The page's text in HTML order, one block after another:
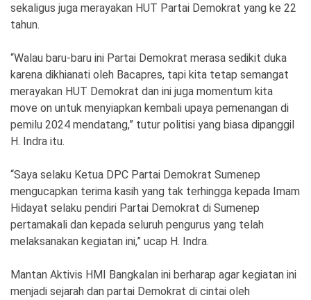
sekaligus juga merayakan HUT Partai Demokrat yang ke 22
tahun.
“Walau baru-baru ini Partai Demokrat merasa sedikit duka
karena dikhianati oleh Bacapres, tapi kita tetap semangat
merayakan HUT Demokrat dan ini juga momentum kita
move on untuk menyiapkan kembali upaya pemenangan di
pemilu 2024 mendatang,” tutur politisi yang biasa dipanggil
H. Indra itu.
“Saya selaku Ketua DPC Partai Demokrat Sumenep
mengucapkan terima kasih yang tak terhingga kepada Imam
Hidayat selaku pendiri Partai Demokrat di Sumenep
pertamakali dan kepada seluruh pengurus yang telah
melaksanakan kegiatan ini,” ucap H. Indra.
Mantan Aktivis HMI Bangkalan ini berharap agar kegiatan ini
menjadi sejarah dan partai Demokrat di cintai oleh